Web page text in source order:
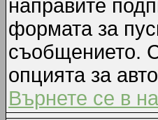
направите
формата за
съобщението.
опцията за
Върнете се в